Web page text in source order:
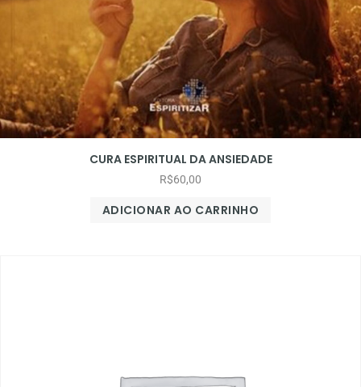
CURA ESPIRITUAL DA ANSIEDADE
R$60,00
ADICIONAR AO CARRINHO